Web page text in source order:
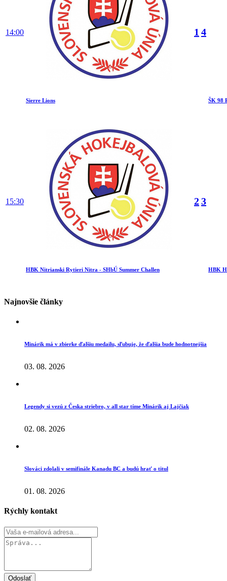
14:00
Sierre Lions
1 4
ŠK 98
15:30
HBK Nitrianski Rytieri Nitra - SHbÚ Summer Challen
23
HBK
Najnovšie články
Minárik má v zbierke ďalšiu medailu, sľubuje, že ďalšia bude hodnotnejšia
03. 08. 2026
Legendy si vezú z Česka striebro, v all star tíme Minárik aj Lajčiak
02. 08. 2026
Slováci zdolali v semifinále Kanadu BC a budú hrať o titul
01. 08. 2026
Rýchly kontakt
Odoslať